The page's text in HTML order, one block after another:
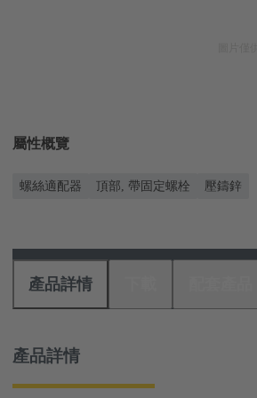
屬性概覽
螺絲適配器 頂部, 帶固定螺栓 壓鑄鋅
產品詳情
產品詳情